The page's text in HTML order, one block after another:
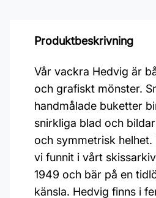
Produktbeskrivning
Vår vackra Hedvig är
och grafiskt mönster.
handmålade buketter
snirkliga blad och
och symmetrisk
vi funnit i vårt
1949 och bär på en
känsla. Hedvig finns i